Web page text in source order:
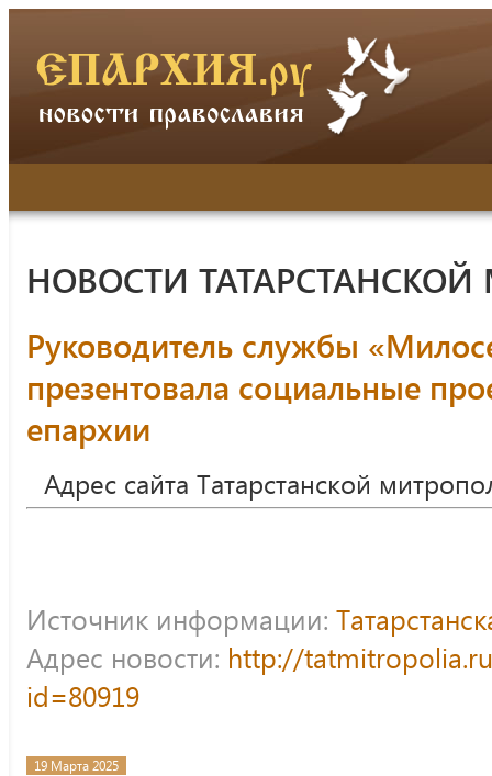
НОВОСТИ
Руководитель службы
презентовала социальные
епархии
Адрес сайта Татарстанской
Источник информации:
Адрес новости: http://
id=80919
19 Марта 2025